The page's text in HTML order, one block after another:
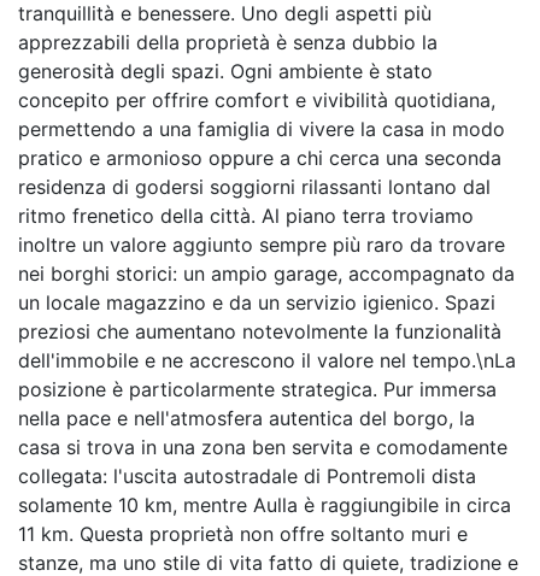
tranquillità e benessere. Uno degli aspetti più
apprezzabili della proprietà è senza dubbio la
generosità degli spazi. Ogni ambiente è stato
concepito per offrire comfort e vivibilità quotidiana,
permettendo a una famiglia di vivere la casa in modo
pratico e armonioso oppure a chi cerca una seconda
residenza di godersi soggiorni rilassanti lontano dal
ritmo frenetico della città. Al piano terra troviamo
inoltre un valore aggiunto sempre più raro da trovare
nei borghi storici: un ampio garage, accompagnato da
un locale magazzino e da un servizio igienico. Spazi
preziosi che aumentano notevolmente la funzionalità
dell'immobile e ne accrescono il valore nel tempo.\nLa
posizione è particolarmente strategica. Pur immersa
nella pace e nell'atmosfera autentica del borgo, la
casa si trova in una zona ben servita e comodamente
collegata: l'uscita autostradale di Pontremoli dista
solamente 10 km, mentre Aulla è raggiungibile in circa
11 km. Questa proprietà non offre soltanto muri e
stanze, ma uno stile di vita fatto di quiete, tradizione e